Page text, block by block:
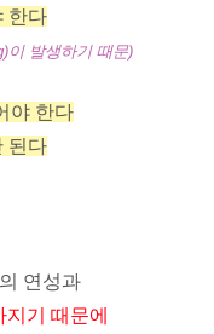
한다
이 발생하기 때문)
야 한다
된다
연성과
기 때문에